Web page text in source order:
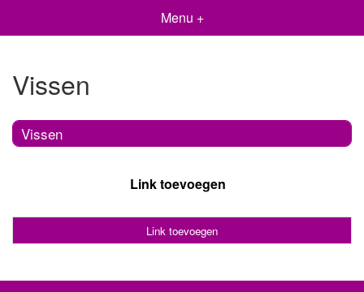
Menu +
Vissen
Vissen
Link toevoegen
Link toevoegen